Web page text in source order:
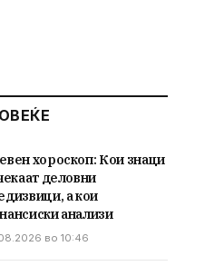
хороскоп: Кои знаци
деловни
а кои
анализи
во 10:46